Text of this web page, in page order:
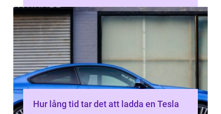
Hur lång tid tar det att ladda en Tesla